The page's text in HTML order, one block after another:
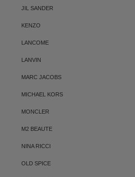
JIL SANDER
KENZO
LANCOME
LANVIN
MARC JACOBS
MICHAEL KORS
MONCLER
M2 BEAUTE
NINA RICCI
OLD SPICE